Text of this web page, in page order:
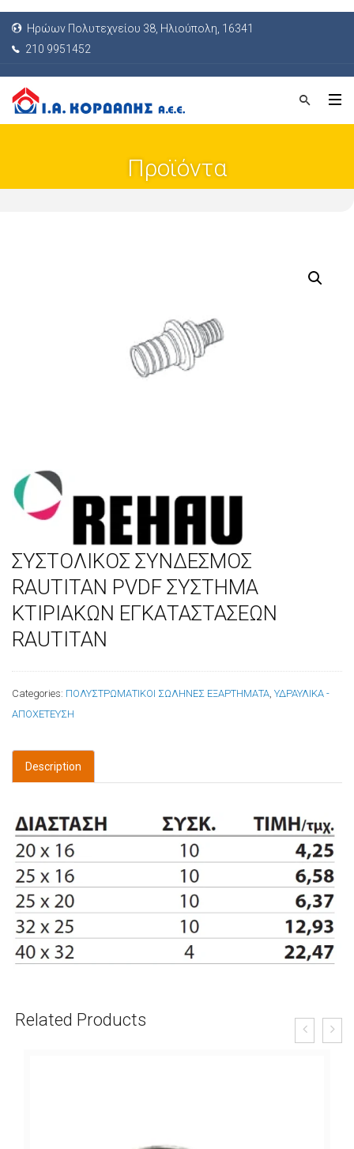
Ηρώων Πολυτεχνείου 38, Ηλιούπολη, 16341
210 9951452
Προϊόντα
ΣΥΣΤΟΛΙΚΟΣ ΣΥΝΔΕΣΜΟΣ
RAUTITAN PVDF ΣΥΣΤΗΜΑ
ΚΤΙΡΙΑΚΩΝ ΕΓΚΑΤΑΣΤΑΣΕΩΝ
RAUTITAN
Categories: ΠΟΛΥΣΤΡΩΜΑΤΙΚΟΙ ΣΩΛΗΝΕΣ ΕΞΑΡΤΗΜΑΤΑ ΥΔΡΑΥΛΙΚΑ -
ΑΠΟΧΕΤΕΥΣΗ
Description
Related Products